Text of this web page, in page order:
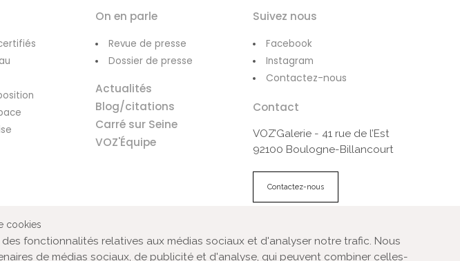
On en parle
Revue de presse
Dossier de presse
Actualités
Blog/citations
Carré sur Seine
VOZ'Équipe
Suivez nous
Facebook
Instagram
Contactez-nous
Contact
VOZ’Galerie - 41 rue de l’Est
92100 Boulogne-Billancourt
Contactez-nous
Mentions légales Plan du site
cookies
fonctionnalités relatives aux médias sociaux et d'analyser notre trafic. Nous
de médias sociaux, de publicité et d'analyse, qui peuvent combiner celles-